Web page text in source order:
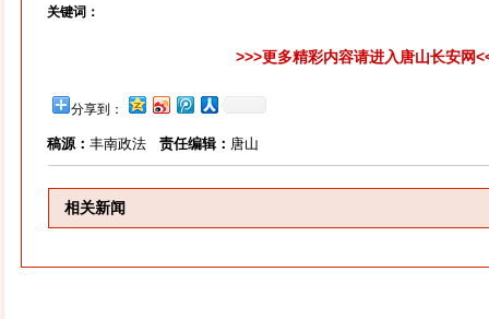
关键词：
>>>更多精彩内容请进入唐山长安网
分享到：
稿源：丰南政法责任编辑： 唐山
相关新闻